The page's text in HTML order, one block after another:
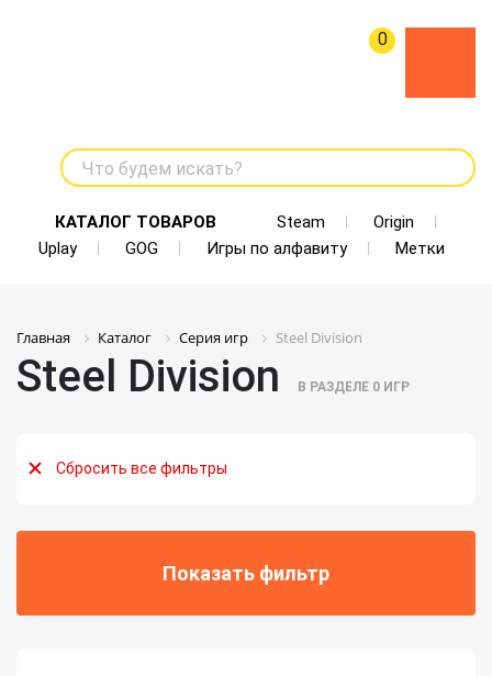
0
Что будем искать?
КАТАЛОГ ТОВАРОВ Steam
Origin
Uplay
GOG Игры по алфавиту Метки
Главная Каталог Серия игр Steel Division
Steel Division В РАЗДЕЛЕ 0 ИГР
Сбросить все фильтры
Показать фильтр